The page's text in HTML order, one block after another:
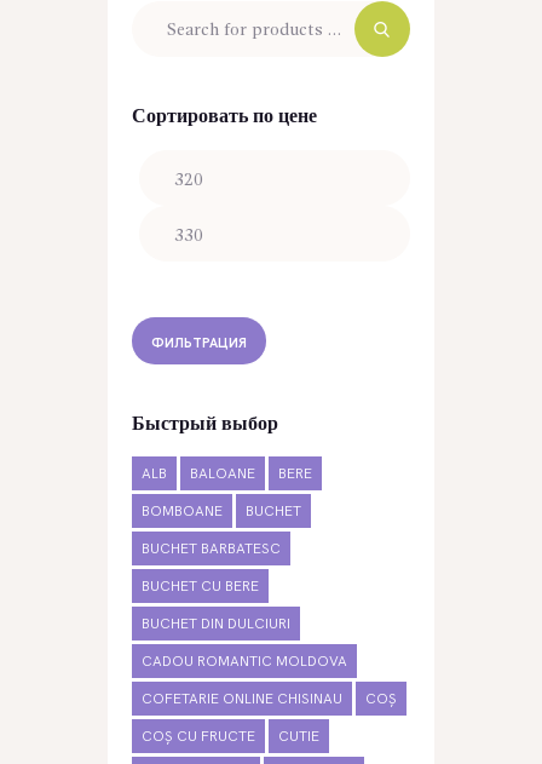
Сортировать по цене
ФИЛЬТРАЦИЯ
Быстрый выбор
ALB BALOANE BERE
BOMBOANE BUCHET
BUCHET BARBATESC
BUCHET CU BERE
BUCHET DIN DULCIURI
CADOU ROMANTIC MOLDOVA
COFETARIE ONLINE CHISINAU COȘ
COȘ CU FRUCTE CUTIE